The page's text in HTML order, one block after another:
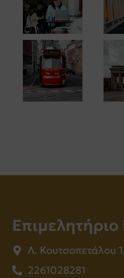
Επιμελητήριο
Λ. Κουτσοπετάλου
2261028281